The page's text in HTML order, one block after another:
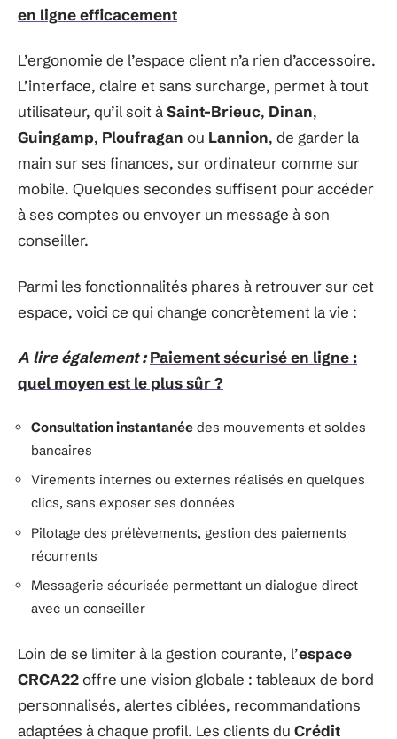
en ligne efficacement
L’ergonomie de l’espace client n’a rien d’accessoire.
L’interface, claire et sans surcharge, permet à tout
utilisateur, qu’il soit àSaint-Brieuc, Dinan,
Guingamp, Ploufragan ou Lannion, de garder la
main sur ses finances, sur ordinateur comme sur
mobile. Quelques secondes suffisent pour accéder
à ses comptes ou envoyer un message à son
conseiller.
Parmi les fonctionnalités phares à retrouver sur cet
espace, voici ce qui change concrètement la vie :
A lire également : Paiement sécurisé en ligne :
quel moyen est le plus sûr ?
Consultation instantanée des mouvements et soldes
bancaires
Virements internes ou externes réalisés en quelques
clics, sans exposer ses données
Pilotage des prélèvements, gestion des paiements
récurrents
Messagerie sécurisée permettant un dialogue direct
avec un conseiller
Loin de se limiter à la gestion courante, l’espace
CRCA22offre une vision globale : tableaux de bord
personnalisés, alertes ciblées, recommandations
adaptées à chaque profil. Les clients du Crédit